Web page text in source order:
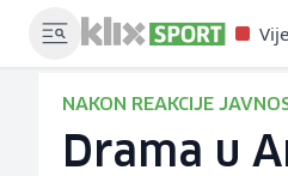
NAKON REAKCIJE
Drama u